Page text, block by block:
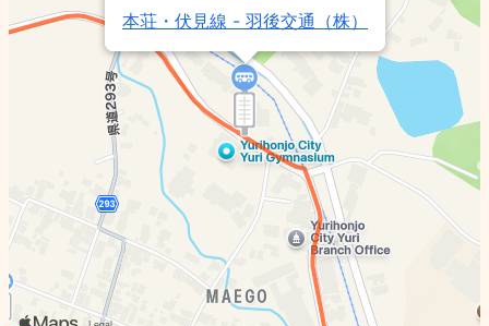
本荘・伏見線 - 羽後交通（株）